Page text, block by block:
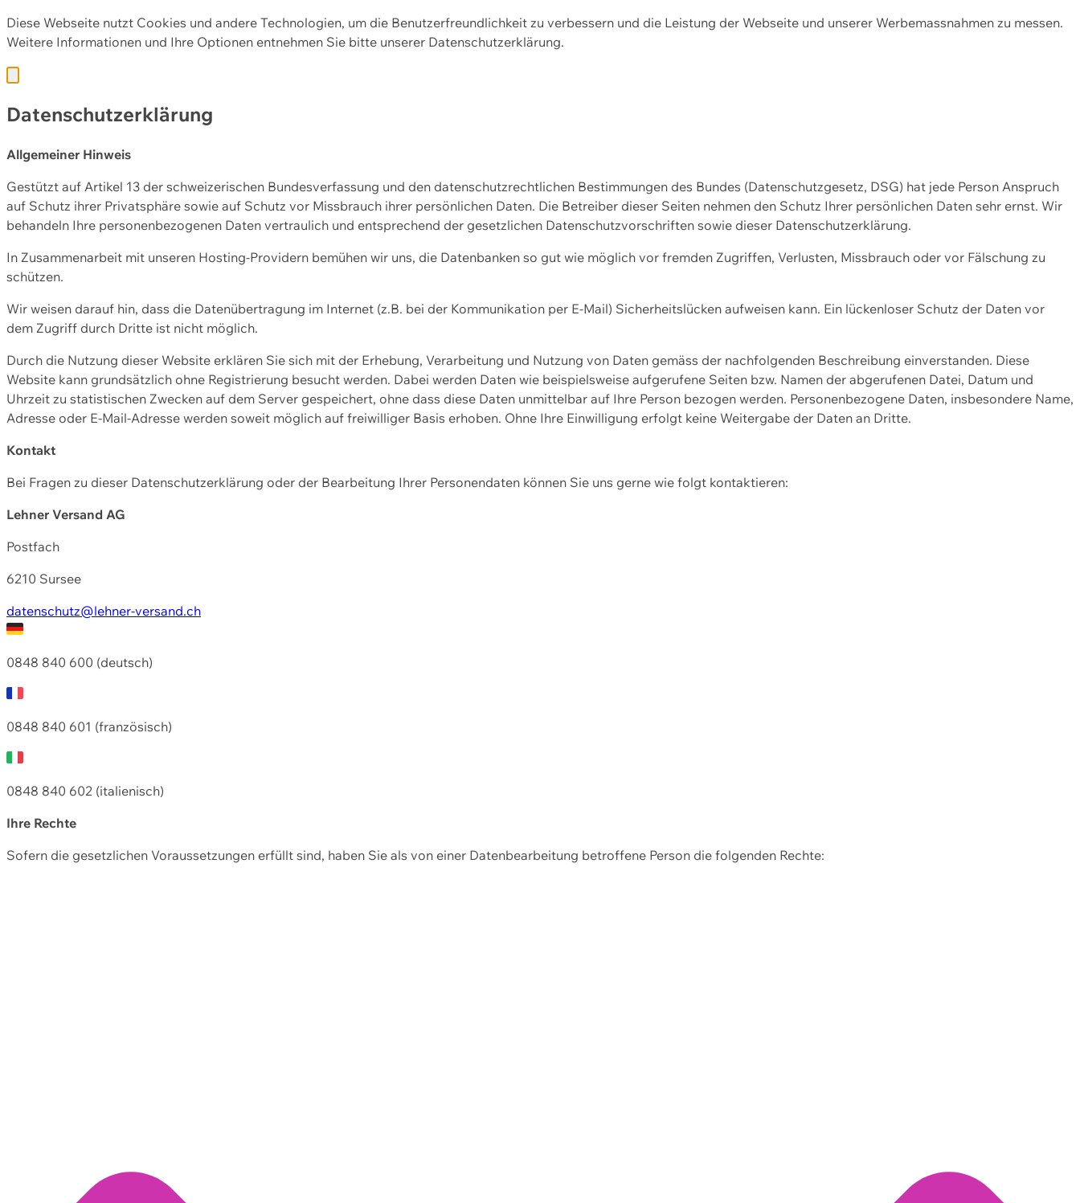
Diese Webseite nutzt Cookies und andere Technologien, um die Benutzerfreundlichkeit zu verbessern und die Leistung der Webseite und unserer Werbemassnahmen zu messen.
Weitere Informationen und Ihre Optionen entnehmen Sie bitte unserer Datenschutzerklärung.
Datenschutzerklärung
Allgemeiner Hinweis
Gestützt auf Artikel 13 der schweizerischen Bundesverfassung und den datenschutzrechtlichen Bestimmungen des Bundes (Datenschutzgesetz, DSG) hat jede Person Anspruch
auf Schutz ihrer Privatsphäre sowie auf Schutz vor Missbrauch ihrer persönlichen Daten. Die Betreiber dieser Seiten nehmen den Schutz Ihrer persönlichen Daten sehr ernst. Wir
behandeln Ihre personenbezogenen Daten vertraulich und entsprechend der gesetzlichen Datenschutzvorschriften sowie dieser Datenschutzerklärung.
In Zusammenarbeit mit unseren Hosting-Providern bemühen wir uns, die Datenbanken so gut wie möglich vor fremden Zugriffen, Verlusten, Missbrauch oder vor Fälschung zu
schützen.
Wir weisen darauf hin, dass die Datenübertragung im Internet (z.B. bei der Kommunikation per E-Mail) Sicherheitslücken aufweisen kann. Ein lückenloser Schutz der Daten vor
dem Zugriff durch Dritte ist nicht möglich.
Durch die Nutzung dieser Website erklären Sie sich mit der Erhebung, Verarbeitung und Nutzung von Daten gemäss der nachfolgenden Beschreibung einverstanden. Diese
Website kann grundsätzlich ohne Registrierung besucht werden. Dabei werden Daten wie beispielsweise aufgerufene Seiten bzw. Namen der abgerufenen Datei, Datum und
Uhrzeit zu statistischen Zwecken auf dem Server gespeichert, ohne dass diese Daten unmittelbar auf Ihre Person bezogen werden. Personenbezogene Daten, insbesondere Name,
Adresse oder E-Mail-Adresse werden soweit möglich auf freiwilliger Basis erhoben. Ohne Ihre Einwilligung erfolgt keine Weitergabe der Daten an Dritte.
Kontakt
Bei Fragen zu dieser Datenschutzerklärung oder der Bearbeitung Ihrer Personendaten können Sie uns gerne wie folgt kontaktieren:
Lehner Versand AG
Postfach
6210 Sursee
datenschutz@lehner-versand.ch
0848 840 600 (deutsch)
0848 840 601 (französisch)
0848 840 602 (italienisch)
Ihre Rechte
Sofern die gesetzlichen Voraussetzungen erfüllt sind, haben Sie als von einer Datenbearbeitung betroffene Person die folgenden Rechte: